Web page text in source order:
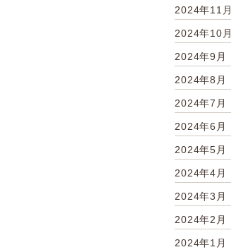
2024年11月
2024年10月
2024年9月
2024年8月
2024年7月
2024年6月
2024年5月
2024年4月
2024年3月
2024年2月
2024年1月